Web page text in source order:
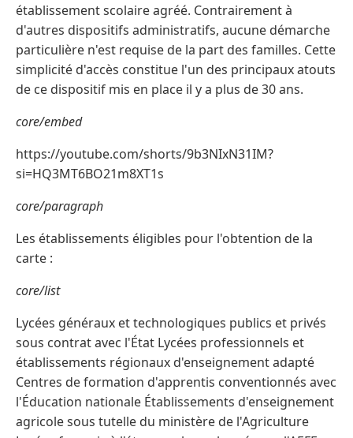
établissement scolaire agréé. Contrairement à
d'autres dispositifs administratifs, aucune démarche
particulière n'est requise de la part des familles. Cette
simplicité d'accès constitue l'un des principaux atouts
de ce dispositif mis en place il y a plus de 30 ans.
core/embed
https://youtube.com/shorts/9b3NIxN31IM?
si=HQ3MT6BO21m8XT1s
core/paragraph
Les établissements éligibles pour l'obtention de la
carte :
core/list
Lycées généraux et technologiques publics et privés
sous contrat avec l'État Lycées professionnels et
établissements régionaux d'enseignement adapté
Centres de formation d'apprentis conventionnés avec
l'Éducation nationale Établissements d'enseignement
agricole sous tutelle du ministère de l'Agriculture